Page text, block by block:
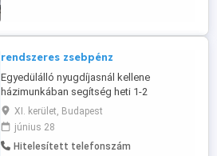
különösen ...
rendszeres zsebpénz
Egyedülálló nyugdíjasnál kellene
házimunkában segítség heti 1-2
alkalommal, 1-2 órában. Takarítás,
bevásárlás, strb. esetenkénti vagy havi fix
zsebpénzért. Lakás a Kelenföldi
pályaudvar közelében van, vidékieknek
XI. kerület, Budapest
június 28
Hitelesített telefonszám